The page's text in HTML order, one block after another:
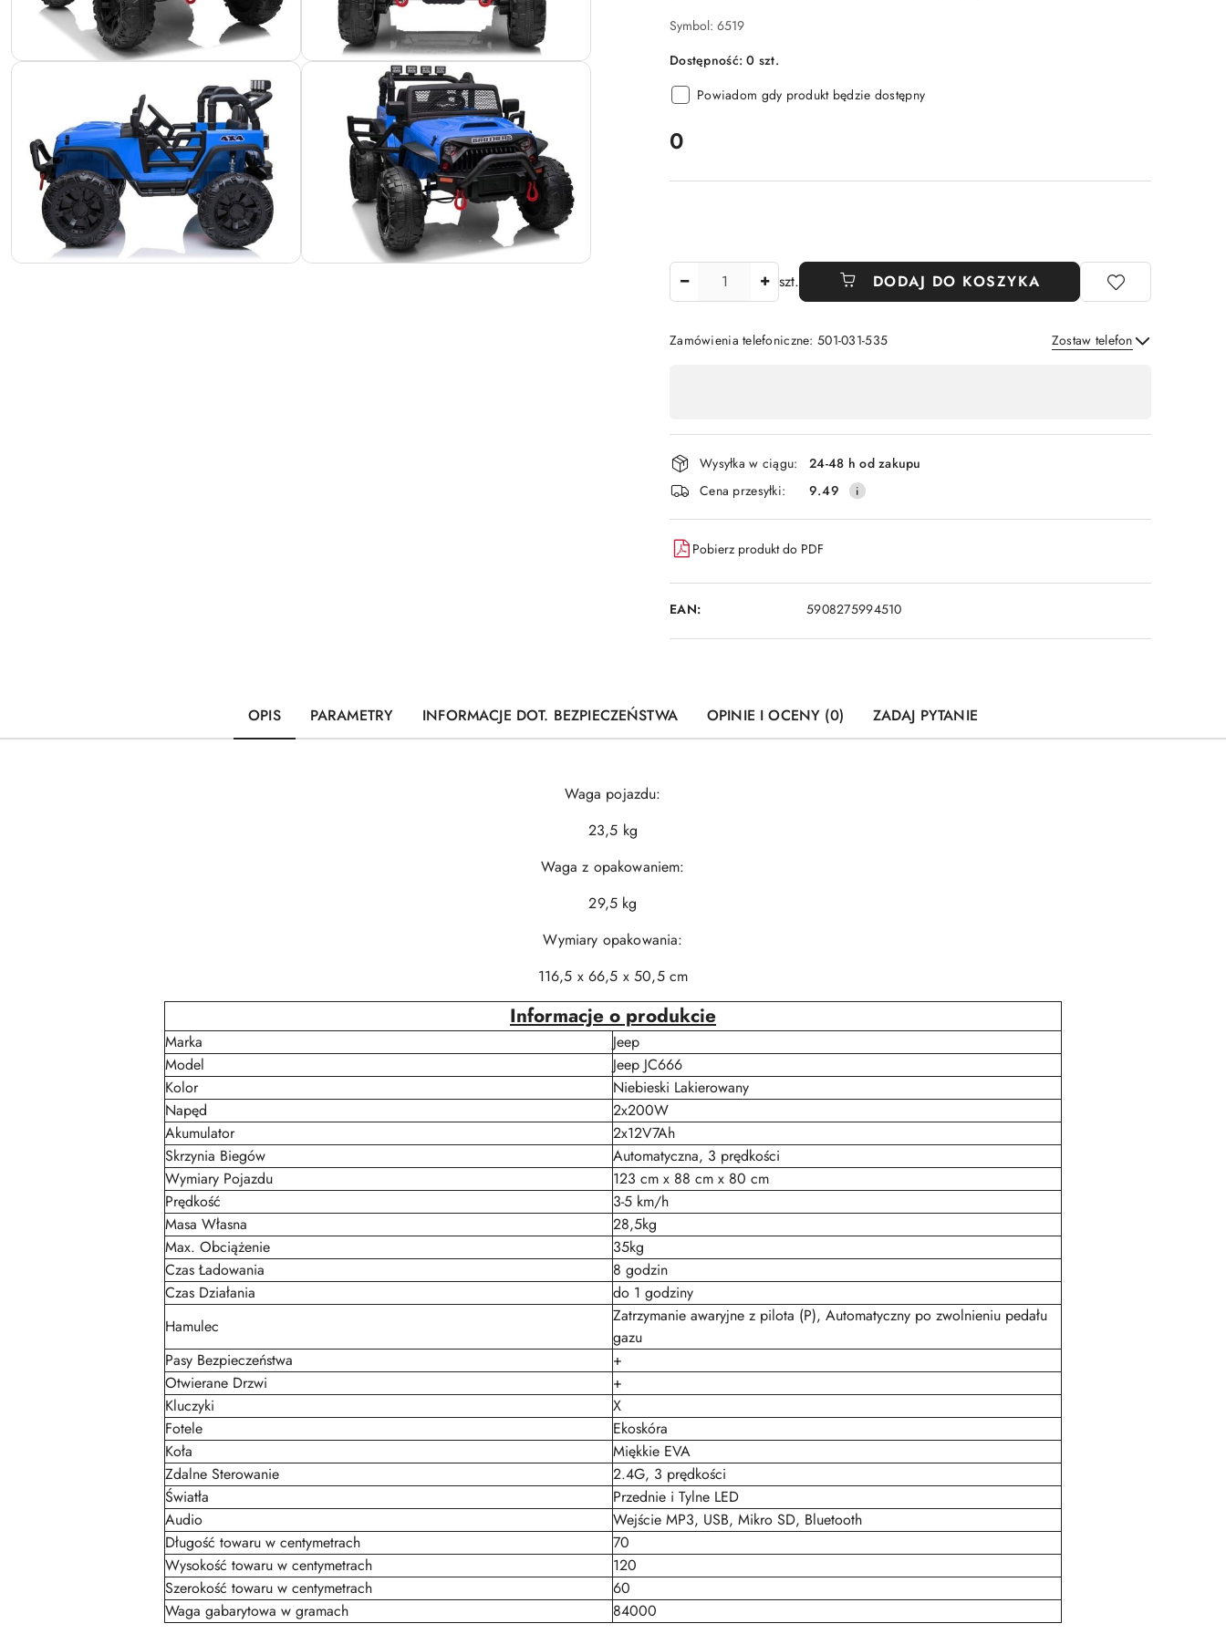
Symbol: 6519
Dostępność:0 szt.
Powiadom gdy produkt będzie dostępny
cena:
0
szt. DODAJ DO KOSZYKA
Zamówienia telefoniczne: 501-031-535 Zostaw telefon
płatność
i
dostawa
Wysyłka w ciągu:
24-48 h od zakupu
Cena przesyłki:
9.49
Pobierz produkt do PDF
EAN: 5908275994510
OPIS PARAMETRY INFORMACJE DOT. BEZPIECZEŃSTWA OPINIE I OCENY (0) ZADAJ PYTANIE
Waga pojazdu:
23,5 kg
Waga z opakowaniem:
29,5 kg
Wymiary opakowania:
116,5 x 66,5 x 50,5 cm
Informacje o produkcie
Marka
Jeep
Model
Jeep JC666
Kolor
Niebieski Lakierowany
Napęd
2x200W
Akumulator
2x12V7Ah
Skrzynia Biegów
Automatyczna, 3 prędkości
Wymiary Pojazdu
123 cm x 88 cm x 80 cm
Prędkość
3-5 km/h
Masa Własna
28,5kg
Max. Obciążenie
35kg
Czas Ładowania
8 godzin
Czas Działania
do 1 godziny
Hamulec
Zatrzymanie awaryjne z pilota (P), Automatyczny po zwolnieniu pedału
gazu
Pasy Bezpieczeństwa
+
Otwierane Drzwi
+
Kluczyki
X
Fotele
Ekoskóra
Koła
Miękkie EVA
Zdalne Sterowanie
2.4G, 3 prędkości
Światła
Przednie i Tylne LED
Audio
Wejście MP3, USB, Mikro SD, Bluetooth
Długość towaru w centymetrach
70
Wysokość towaru w centymetrach
120
Szerokość towaru w centymetrach
60
Waga gabarytowa w gramach
84000